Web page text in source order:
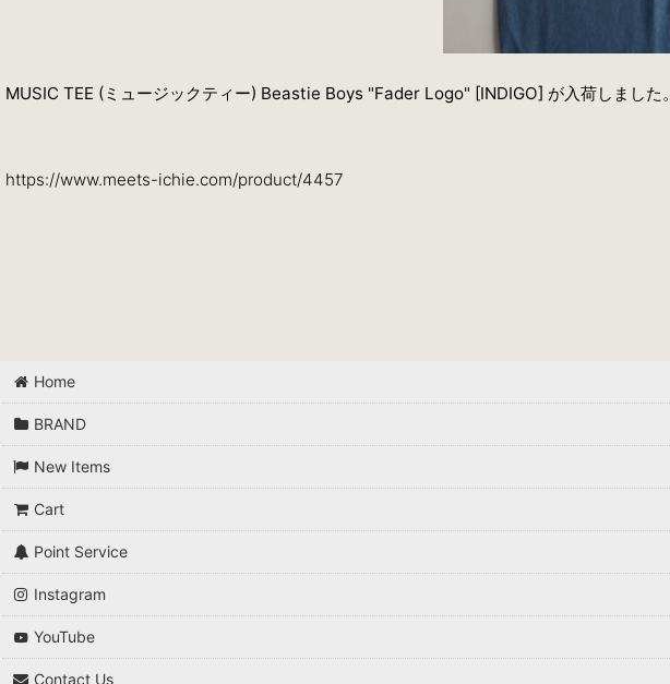
MUSIC TEE (ミュージックティー) Beastie Boys "Fader Logo" [INDIGO] が入荷しました。
https://www.meets-ichie.com/product/4457
Home
BRAND
New Items
Cart
Point Service
Instagram
YouTube
Contact Us